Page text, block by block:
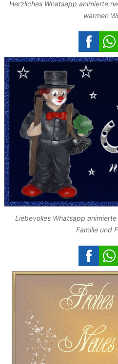
Herzliches Whatsapp animierte
warmen
Liebevolles Whatsapp
Familie und